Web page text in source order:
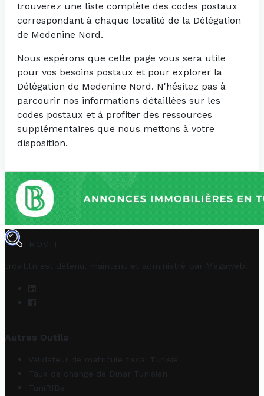
trouverez une liste complète des codes postaux
correspondant à chaque localité de la Délégation
de Medenine Nord.
Nous espérons que cette page vous sera utile
pour vos besoins postaux et pour explorer la
Délégation de Medenine Nord. N'hésitez pas à
parcourir nos informations détaillées sur les
codes postaux et à profiter des ressources
supplémentaires que nous mettons à votre
disposition.
TROVIT
trovit.tn est détenu, maintenu et administré par Megaweb
Autres Outils
Validateur de matricule fiscal Tunisie
Taux de change de Dinar Tunisien
TuniRIBs